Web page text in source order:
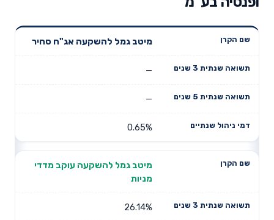
שנים
תשואה
דמי ניהול
מיטב גמל להשקעה אג"ח סחיר
—
—
0.65%
מיטב גמל להשקעה עוקב מדדי
מניות
26.14%